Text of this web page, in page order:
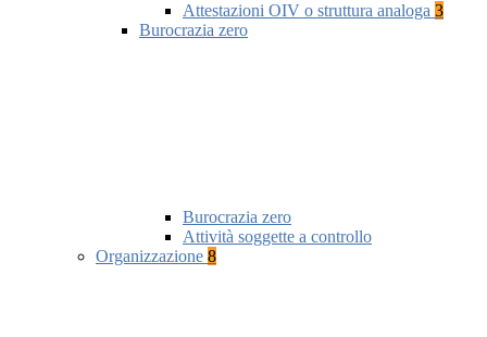
Attestazioni OIV o struttura analoga 3
Burocrazia zero
Burocrazia zero
Attività soggette a controllo
Organizzazione 8